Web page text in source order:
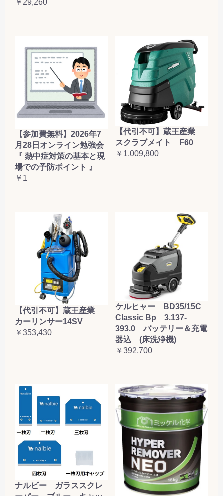
￥29,260
【参加費無料】2026年7
月28日オンライン勉強会
『 熱中症対策の基本と現
場での予防ポイント 』
￥1
【代引不可】蔵王産業
スクラブメイト F60
￥1,009,800
【代引不可】蔵王産業
カーリンサー14SV
￥353,430
ケルヒャー BD35/15C
Classic Bp 3.137-
393.0 バッテリー＆充電
器込 (床洗浄機)
￥392,700
ナルビー ガラススクレ